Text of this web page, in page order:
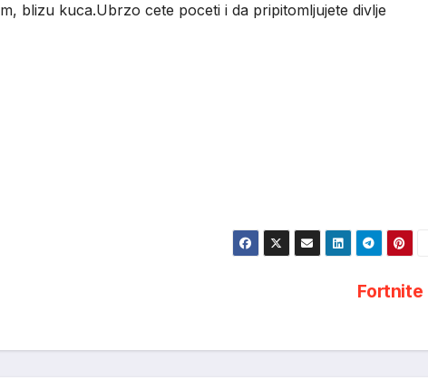
blizu kuca.Ubrzo cete poceti i da pripitomljujete divlje
Fortnite